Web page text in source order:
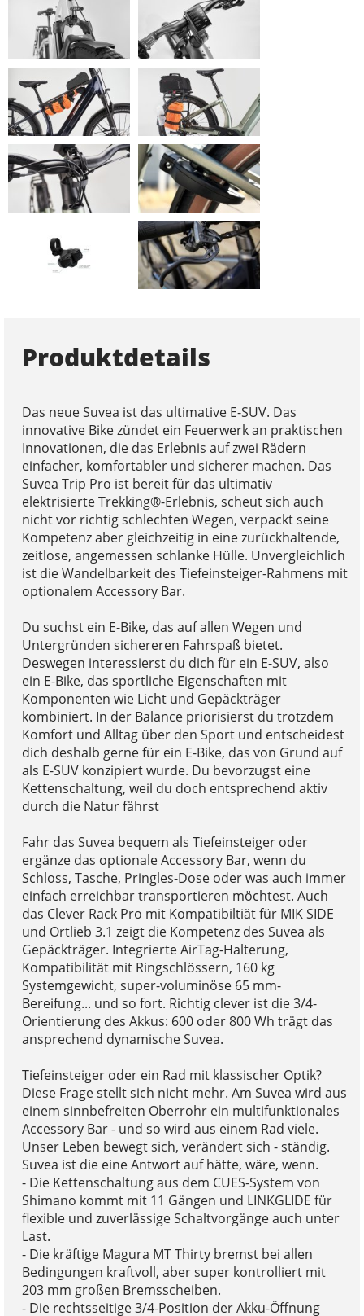
Produktdetails
Das neue Suvea ist das ultimative E-SUV. Das
innovative Bike zündet ein Feuerwerk an praktischen
Innovationen, die das Erlebnis auf zwei Rädern
einfacher, komfortabler und sicherer machen. Das
Suvea Trip Pro ist bereit für das ultimativ
elektrisierte Trekking®-Erlebnis, scheut sich auch
nicht vor richtig schlechten Wegen, verpackt seine
Kompetenz aber gleichzeitig in eine zurückhaltende,
zeitlose, angemessen schlanke Hülle. Unvergleichlich
ist die Wandelbarkeit des Tiefeinsteiger-Rahmens mit
optionalem Accessory Bar.
Du suchst ein E-Bike, das auf allen Wegen und
Untergründen sichereren Fahrspaß bietet.
Deswegen interessierst du dich für ein E-SUV, also
ein E-Bike, das sportliche Eigenschaften mit
Komponenten wie Licht und Gepäckträger
kombiniert. In der Balance priorisierst du trotzdem
Komfort und Alltag über den Sport und entscheidest
dich deshalb gerne für ein E-Bike, das von Grund auf
als E-SUV konzipiert wurde. Du bevorzugst eine
Kettenschaltung, weil du doch entsprechend aktiv
durch die Natur fährst
Fahr das Suvea bequem als Tiefeinsteiger oder
ergänze das optionale Accessory Bar, wenn du
Schloss, Tasche, Pringles-Dose oder was auch immer
einfach erreichbar transportieren möchtest. Auch
das Clever Rack Pro mit Kompatibiltiät für MIK SIDE
und Ortlieb 3.1 zeigt die Kompetenz des Suvea als
Gepäckträger. Integrierte AirTag-Halterung,
Kompatibilität mit Ringschlössern, 160 kg
Systemgewicht, super-voluminöse 65 mm-
Bereifung... und so fort. Richtig clever ist die 3/4-
Orientierung des Akkus: 600 oder 800 Wh trägt das
ansprechend dynamische Suvea.
Tiefeinsteiger oder ein Rad mit klassischer Optik?
Diese Frage stellt sich nicht mehr. Am Suvea wird aus
einem sinnbefreiten Oberrohr ein multifunktionales
Accessory Bar - und so wird aus einem Rad viele.
Unser Leben bewegt sich, verändert sich - ständig.
Suvea ist die eine Antwort auf hätte, wäre, wenn.
- Die Kettenschaltung aus dem CUES-System von
Shimano kommt mit 11 Gängen und LINKGLIDE für
flexible und zuverlässige Schaltvorgänge auch unter
Last.
- Die kräftige Magura MT Thirty bremst bei allen
Bedingungen kraftvoll, aber super kontrolliert mit
203 mm großen Bremsscheiben.
- Die rechtsseitige 3/4-Position der Akku-Öffnung